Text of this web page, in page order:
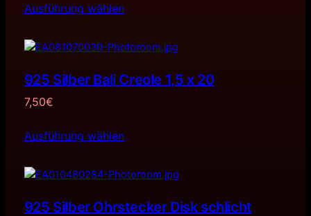
Ausführung wählen
925 Silber Bali Creole 1,5 x 20
7,50€
Ausführung wählen
925 Silber Ohrstecker Disk schlicht